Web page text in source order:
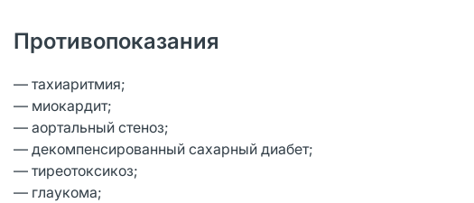
Противопоказания
— тахиаритмия;
— миокардит;
— аортальный стеноз;
— декомпенcированный сахарный диабет;
— тиреотоксикоз;
— глаукома;